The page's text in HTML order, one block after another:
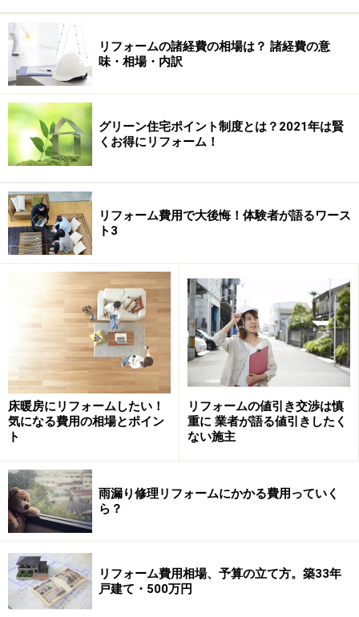
くたびれてきた畳のお部屋。思い切ってフローリング床に変
えてしまうリフォームも珍しくありません。表面的な工事だ
けでなく、下地にも気を使ってあげてください。
畳を剥がして、フローリング材を敷くだけと思われがち
ります。在来木造の戸建住宅の場合、根太（ねだ）と呼
ばれる床材を支える下地構造材があり、厚みと強度があ
る程度期待できる畳の場合は、この根太がやや広め
（450～500mm程度）に配置されています。
この状態のまま、厚みの薄いフローリング材に取り換え
てしまうと、床がたわんでしまうため、根太を300mm程
リフォームの諸経費の相場は？ 諸経費の意
味・相場・内訳
グリーン住宅ポイント制度とは？2021年は賢
くお得にリフォーム！
リフォーム費用で大後悔！体験者が語るワース
ト3
床暖房にリフォームしたい！
気になる費用の相場とポイン
ト
リフォームの値引き交渉は慎
重に 業者が語る値引きしたく
ない施主
雨漏り修理リフォームにかかる費用っていく
ら？
リフォーム費用相場、予算の立て方。築33年
戸建て・500万円